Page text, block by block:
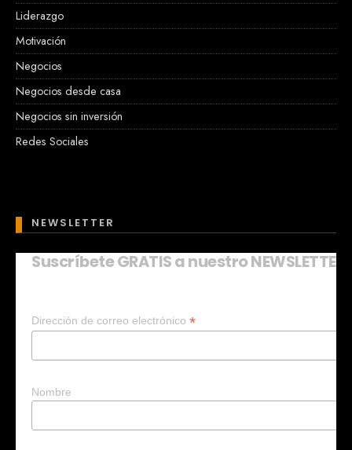
Liderazgo
Motivación
Negocios
Negocios desde casa
Negocios sin inversión
Redes Sociales
NEWSLETTER
Suscríbete GRATIS a nuestro NEWSLETTER
Dirección de correo electrónico *
Nombre
¿Quieres que te ayude a crear un